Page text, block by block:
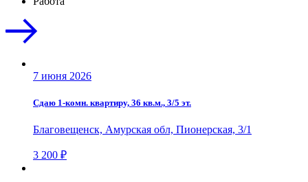
7 июня 2026
Сдаю 1-комн. квартиру, 36 кв.м., 3/5 эт.
Благовещенск, Амурская обл, Пионерская, 3/1
3 200 ₽